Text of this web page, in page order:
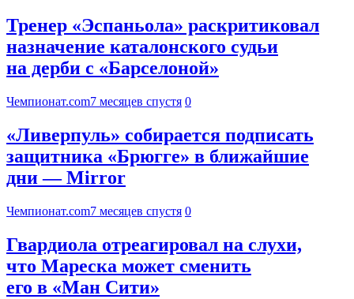
Тренер «Эспаньола» раскритиковал
назначение каталонского судьи
на дерби с «Барселоной»
Чемпионат.com7 месяцев спустя 0
«Ливерпуль» собирается подписать
защитника «Брюгге» в ближайшие
дни — Mirror
Чемпионат.com7 месяцев спустя 0
Гвардиола отреагировал на слухи,
что Мареска может сменить
его в «Ман Сити»